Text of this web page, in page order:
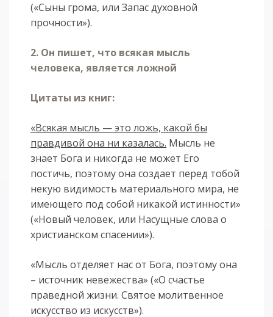
(«Сыны грома, или Запас духовной
прочности»).
2. Он пишет, что всякая мысль
человека, является ложной
Цитаты из книг:
«Всякая мысль — это ложь, какой бы
правдивой она ни казалась. Мысль не
знает Бога и никогда не может Его
постичь, поэтому она создает перед тобой
некую видимость материального мира, не
имеющего под собой никакой истинности»
(«Новый человек, или Насущные слова о
христианском спасении»).
«Мысль отделяет нас от Бога, поэтому она
– источник невежества» («О счастье
праведной жизни. Святое молитвенное
искусство из искусств»).